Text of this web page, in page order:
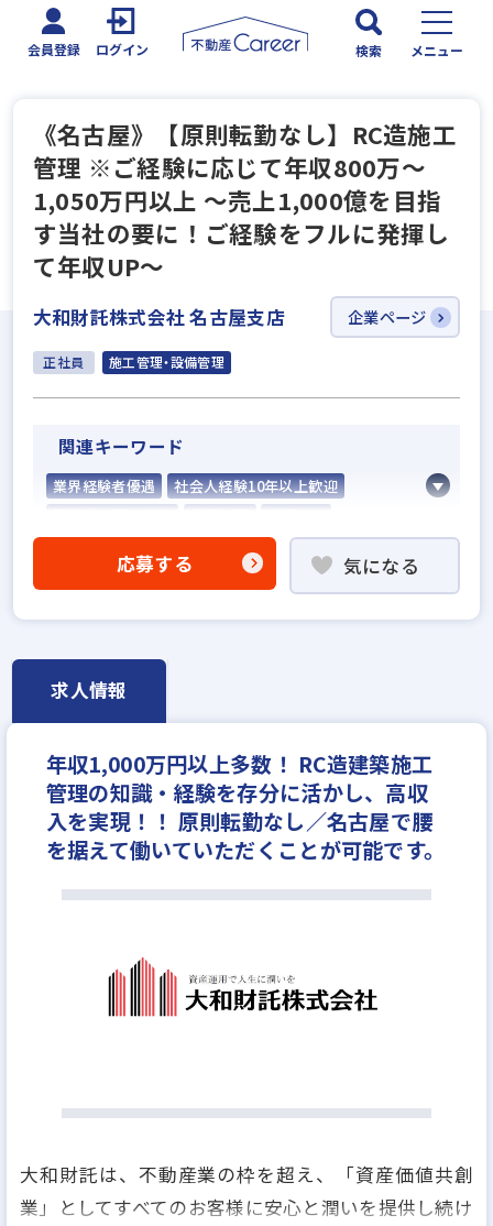
会員登録 ログイン 検索 メニュー
《名古屋》【原則転勤なし】RC造施工
管理 ※ご経験に応じて年収800万～
1,050万円以上 ～売上1,000億を目指
す当社の要に！ご経験をフルに発揮し
て年収UP～
大和財託株式会社 名古屋支店 企業ページ
正社員 施工管理・設備管理
関連キーワード
業界経験者優遇
社会人経験10年以上歓迎
年間休日120日以上
応募する 気になる
求人情報
年収1,000万円以上多数！ RC造建築施工
管理の知識・経験を存分に活かし、高収
入を実現！！ 原則転勤なし／名古屋で腰
を据えて働いていただくことが可能です。
大和財託は、不動産業の枠を超え、「資産価値共創
業」としてすべてのお客様に安心と潤いを提供し続け